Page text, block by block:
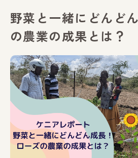
野菜と一緒にどんど
の農業の成果とは？